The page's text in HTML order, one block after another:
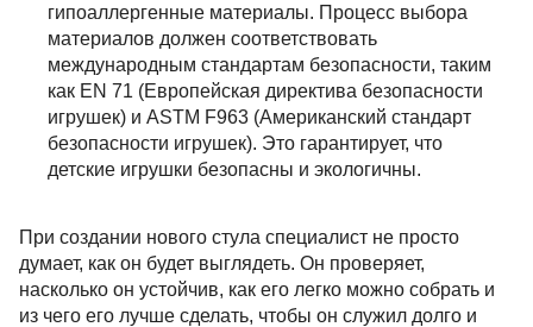
гипоаллергенные материалы. Процесс выбора
материалов должен соответствовать
международным стандартам безопасности, таким
как EN 71 (Европейская директива безопасности
игрушек) и ASTM F963 (Американский стандарт
безопасности игрушек). Это гарантирует, что
детские игрушки безопасны и экологичны.
При создании нового стула специалист не просто
думает, как он будет выглядеть. Он проверяет,
насколько он устойчив, как его легко можно собрать и
из чего его лучше сделать, чтобы он служил долго и